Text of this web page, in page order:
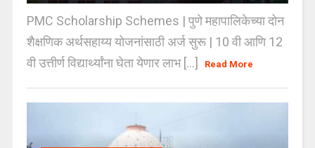
PMC Scholarship Schemes | पुणे महापालिकेच्या दोन
शैक्षणिक अर्थसहाय्य योजनांसाठी अर्ज सुरू | 10 वी आणि 12
वी उत्तीर्ण विद्यार्थ्यांना घेता येणार लाभ [...]
Read More